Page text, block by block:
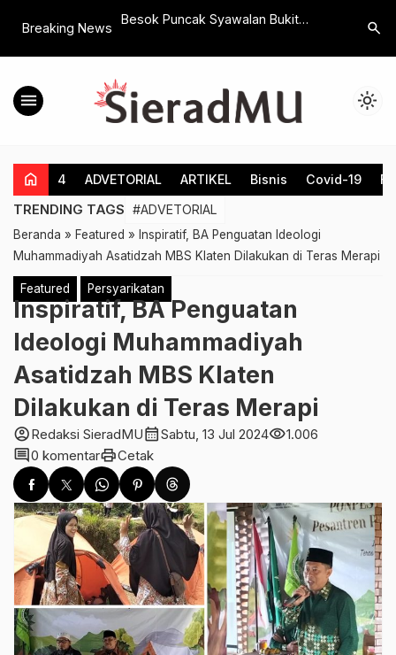
Breaking News
: Ini Simbul
Dalam
Haji
Besok Puncak Syawalan Bukit
Diperebutkan
Pada
search
menu light_mode
home 4 ADVETORIAL ARTIKEL Bisnis Covid-19
TRENDING TAGS #ADVETORIAL
Beranda » Featured » Inspiratif, BA Penguatan Ideologi
Muhammadiyah Asatidzah MBS Klaten Dilakukan di Teras Merapi
Featured Persyarikatan
Inspiratif, BA Penguatan
Ideologi Muhammadiyah
Asatidzah MBS Klaten
Dilakukan di Teras Merapi
account_circleRedaksi SieradMUcalendar_monthSabtu, 13 Jul 2024visibility1.006
comment0 komentarprintCetak